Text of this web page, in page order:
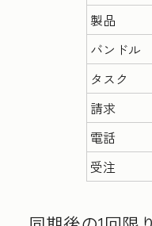
製品
バンドル
タスク
請求
電話
受注